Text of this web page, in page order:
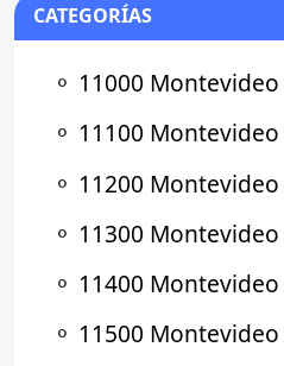
CATEGORÍAS
⚬ 11000 Montevideo
⚬ 11100 Montevideo
⚬ 11200 Montevideo
⚬ 11300 Montevideo
⚬ 11400 Montevideo
⚬ 11500 Montevideo